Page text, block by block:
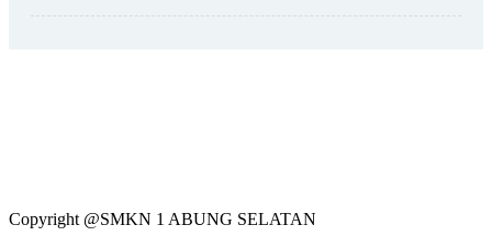
Copyright @SMKN 1 ABUNG SELATAN